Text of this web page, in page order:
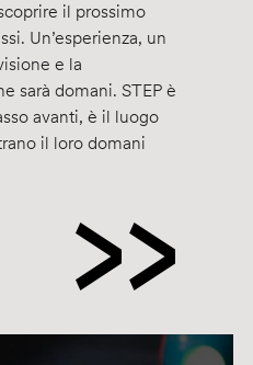
il prossimo
Un’esperienza, un
e la
sarà domani. STEP è
avanti, è il luogo
il loro domani